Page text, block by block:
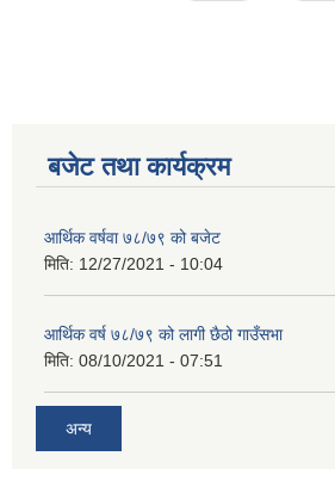
बजेट तथा कार्यक्रम
आर्थिक वर्षवा ७८/७९ को बजेट
मिति: 12/27/2021 - 10:04
आर्थिक वर्ष ७८/७९ को लागी छैठो गाउँसभा
मिति: 08/10/2021 - 07:51
अन्य